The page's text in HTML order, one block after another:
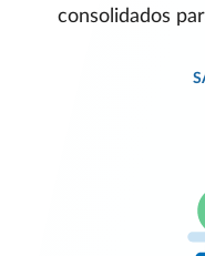
consolidados